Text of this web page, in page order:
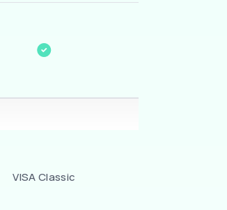
VISA Classic